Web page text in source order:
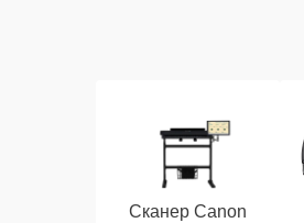
Сканер Canon